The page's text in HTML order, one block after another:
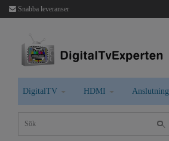
Snabba leveranser
DigitalTV HDMI